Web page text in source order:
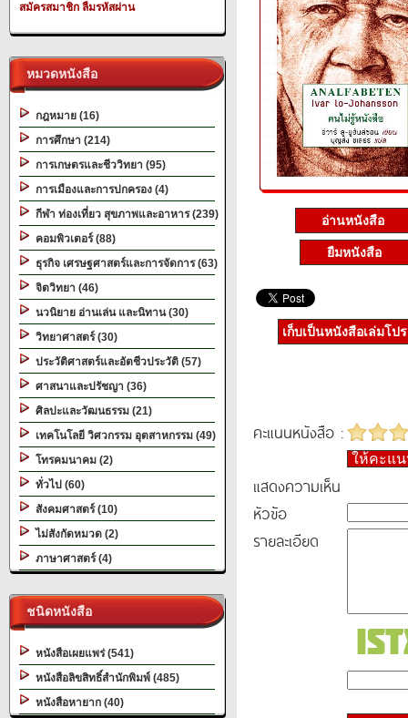
สมัครสมาชิก ลืมรหัสผ่าน
หมวดหนังสือ
กฎหมาย (16)
การศึกษา (214)
การเกษตรและชีววิทยา (95)
การเมืองและการปกครอง (4)
กีฬา ท่องเที่ยว สุขภาพและอาหาร (239)
คอมพิวเตอร์ (88)
ธุรกิจ เศรษฐศาสตร์และการจัดการ (63)
จิตวิทยา (46)
นวนิยาย อ่านเล่น และนิทาน (30)
วิทยาศาสตร์ (30)
ประวัติศาสตร์และอัตชีวประวัติ (57)
ศาสนาและปรัชญา (36)
ศิลปะและวัฒนธรรม (21)
เทคโนโลยี วิศวกรรม อุตสาหกรรม (49)
โทรคมนาคม (2)
ทั่วไป (60)
สังคมศาสตร์ (10)
ไม่สังกัดหมวด (2)
ภาษาศาสตร์ (4)
ชนิดหนังสือ
หนังสือเผยแพร่ (541)
หนังสือลิขสิทธิ์สำนักพิมพ์ (485)
หนังสือหายาก (40)
อ่านหนังสือ
ยืมหนังสือ
เก็บเป็นหนังสือเล่มโป
คะแนนหนังสือ :
ให้คะแ
แสดงความเห็น
หัวข้อ
รายละเอียด